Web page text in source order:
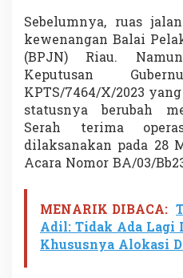
Sebelumnya, ruas
kewenangan Balai
(BPJN) Riau.
Keputusan
KPTS/7464/X/2023
statusnya berubah
Serah terima
dilaksanakan pada 28
Acara Nomor BA/03/
MENARIK DIBACA:
Adil: Tidak Ada Lagi
Khususnya Alokasi